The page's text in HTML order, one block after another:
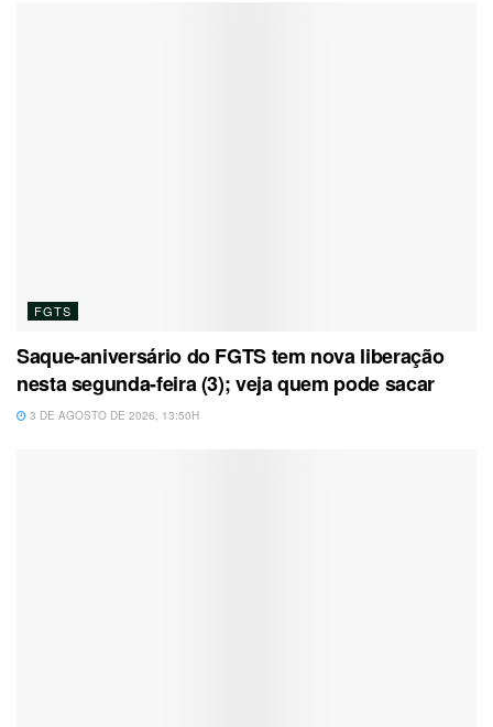
FGTS
Saque-aniversário do FGTS tem nova liberação
nesta segunda-feira (3); veja quem pode sacar
3 DE AGOSTO DE 2026, 13:50H